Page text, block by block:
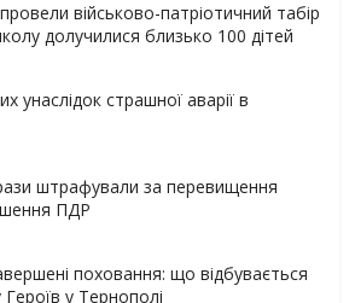
військово-патріотичний табір
долучилися близько 100 дітей
унаслідок страшної аварії в
штрафували за перевищення
ПДР
поховання: що відбувається
у Тернополі